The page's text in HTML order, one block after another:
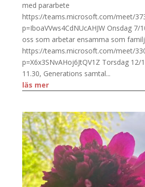
med pararbete
https://teams.microsoft.com/meet/
p=IboaVVws4CdNUcAHJW Onsdag 7/
oss som arbetar ensamma som
https://teams.microsoft.com/meet/
p=X6x3SNvAHoj6JtQV1Z Torsdag 12/
11.30, Generations samtal...
läs mer